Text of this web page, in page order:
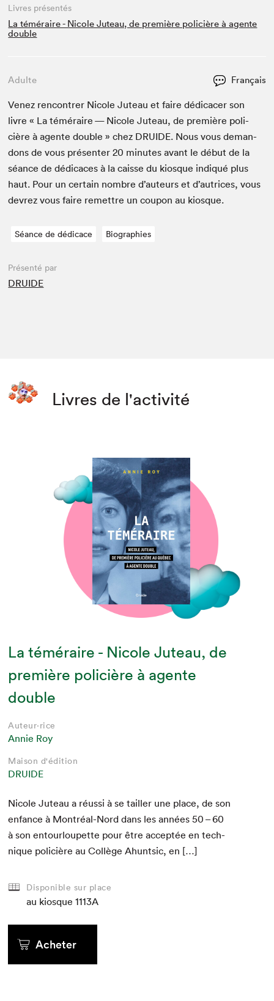
Livres présentés
La téméraire - Nicole Juteau, de première policière à agente
double
Adulte Français
Venez ren­con­tr­er Nicole Juteau et faire dédi­cac­er son
livre « La téméraire — Nicole Juteau, de pre­mière poli­
cière à agente dou­ble » chez DRUIDE. Nous vous deman­
dons de vous présen­ter20 min­utes avant le début de la
séance de dédi­caces à la caisse du kiosque indiqué plus
haut. Pour un cer­tain nom­bre d’auteurs et d’autrices, vous
devrez vous faire remet­tre un coupon au kiosque.
Séance de dédicace Biographies
Présenté par
DRUIDE
Livres de l'activité
La téméraire - Nicole Juteau, de
première policière à agente
double
Auteur·rice
Annie Roy
Maison d'édition
DRUIDE
Nicole Juteau a réus­si à se tailler une place, de son
enfance à Mon­tréal-Nord dans les années50 –60
à son entour­loupette pour être accep­tée en tech­
nique poli­cière au Col­lège Ahuntsic, en […]
Disponible sur place
au kiosque 1113A
Acheter